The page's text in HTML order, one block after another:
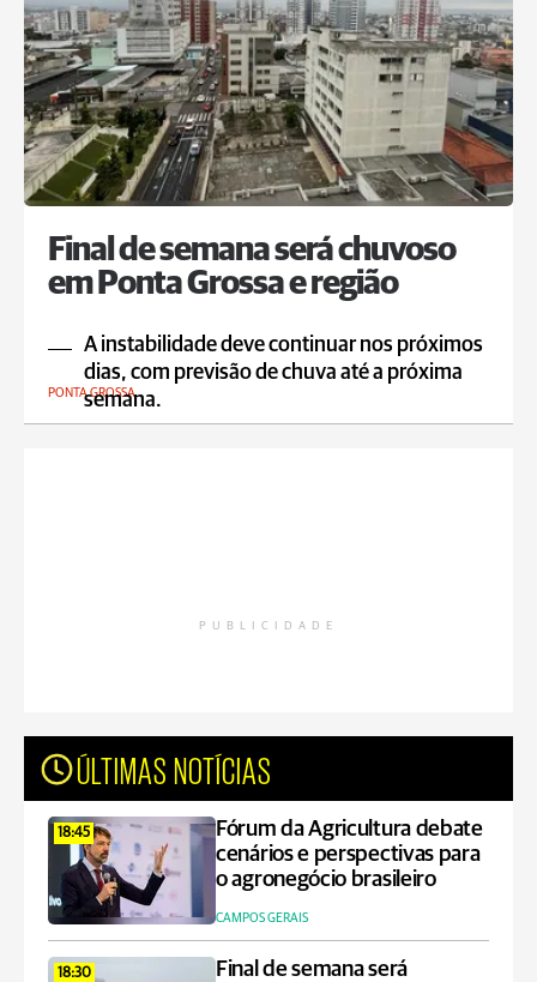
Final de semana será chuvoso
em Ponta Grossa e região
A instabilidade deve continuar nos próximos
dias, com previsão de chuva até a próxima
semana.
PONTA GROSSA
PUBLICIDADE
ÚLTIMAS NOTÍCIAS
18:45
Fórum da Agricultura debate
cenários e perspectivas para
o agronegócio brasileiro
CAMPOS GERAIS
18:30
Final de semana será